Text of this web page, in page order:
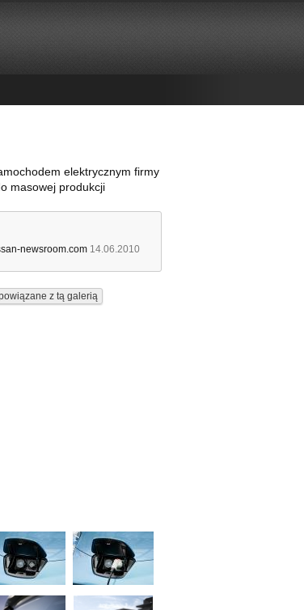
elektrycznym firmy
masowej produkcji
newsroom.com 14.06.2010
z tą galerią